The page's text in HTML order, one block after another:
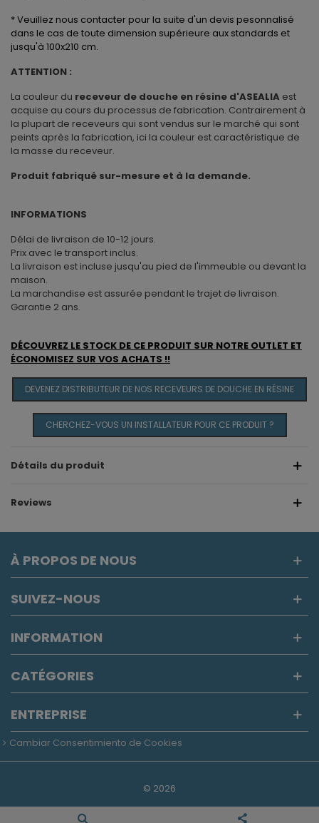
* Veuillez nous contacter pour la suite d'un devis pesonnalisé
dans le cas de toute dimension supérieure aux standards et
jusqu'à 100x210 cm.
ATTENTION :
La couleur du receveur de douche en résine d'ASEALIA est
acquise au cours du processus de fabrication. Contrairement à
la plupart de receveurs qui sont vendus sur le marché qui sont
peints après la fabrication, ici la couleur est caractéristique de
la masse du receveur.
Produit fabriqué sur-mesure et à la demande.
INFORMATIONS
Délai de livraison de 10-12 jours.
Prix avec le transport inclus.
La livraison est incluse jusqu'au pied de l'immeuble ou devant la
maison.
La marchandise est assurée pendant le trajet de livraison.
Garantie 2 ans.
DÉCOUVREZ LE STOCK DE CE PRODUIT SUR NOTRE OUTLET ET
ÉCONOMISEZ SUR VOS ACHATS !!
DEVENEZ DISTRIBUTEUR DE NOS RECEVEURS DE DOUCHE EN RÉSINE
CHERCHEZ-VOUS UN INSTALLATEUR POUR CE PRODUIT ?
Détails du produit
Reviews
À PROPOS DE NOUS
SUIVEZ-NOUS
INFORMATION
CATÉGORIES
ENTREPRISE
Cambiar Consentimiento de Cookies
© 2026